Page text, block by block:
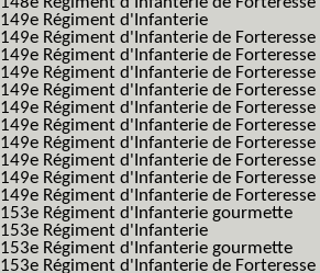
149e Régiment d'Infanterie
149e Régiment d'Infanterie de
149e Régiment d'Infanterie de
149e Régiment d'Infanterie de
149e Régiment d'Infanterie de
149e Régiment d'Infanterie de
149e Régiment d'Infanterie de
149e Régiment d'Infanterie de
149e Régiment d'Infanterie de
149e Régiment d'Infanterie de
149e Régiment d'Infanterie de
153e Régiment d'Infanterie gourmette
153e Régiment d'Infanterie
153e Régiment d'Infanterie gourmette
153e Régiment d'Infanterie de